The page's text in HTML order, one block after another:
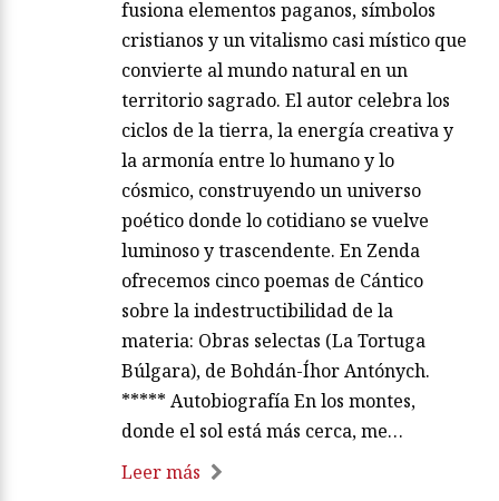
fusiona elementos paganos, símbolos
cristianos y un vitalismo casi místico que
convierte al mundo natural en un
territorio sagrado. El autor celebra los
ciclos de la tierra, la energía creativa y
la armonía entre lo humano y lo
cósmico, construyendo un universo
poético donde lo cotidiano se vuelve
luminoso y trascendente. En Zenda
ofrecemos cinco poemas de Cántico
sobre la indestructibilidad de la
materia: Obras selectas (La Tortuga
Búlgara), de Bohdán-Íhor Antónych.
***** Autobiografía En los montes,
donde el sol está más cerca, me…
Leer más